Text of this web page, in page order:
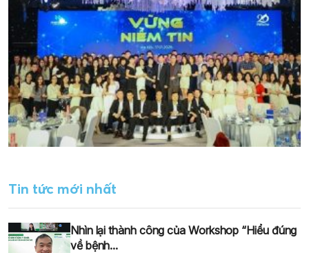
Tin tức mới nhất
Nhìn lại thành công của Workshop “Hiểu đúng
về bệnh...